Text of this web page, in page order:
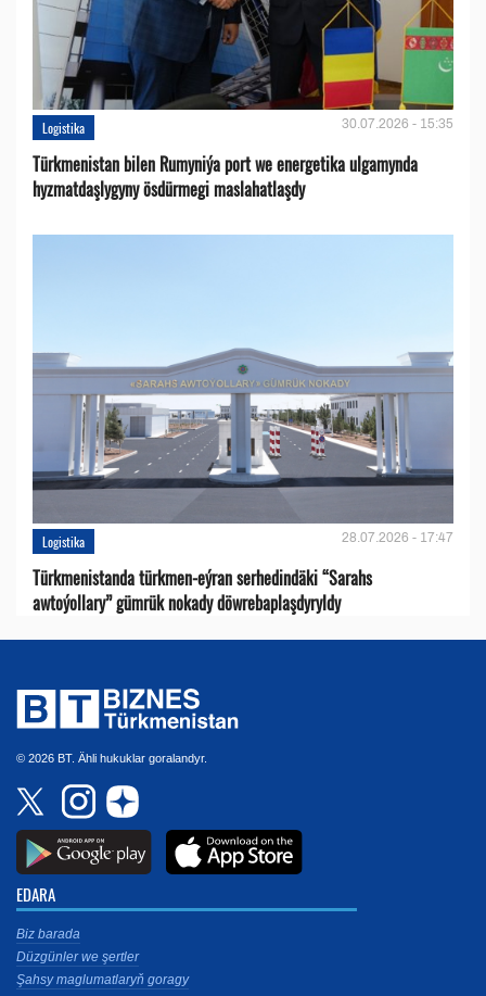
Logistika 30.07.2026 - 15:35
Türkmenistan bilen Rumyniýa port we energetika ulgamynda
hyzmatdaşlygyny ösdürmegi maslahatlaşdy
Logistika 28.07.2026 - 17:47
Türkmenistanda türkmen-eýran serhedindäki “Sarahs
awtoýollary” gümrük nokady döwrebaplaşdyryldy
© 2026 BT. Ähli hukuklar goralandyr.
EDARA
Biz barada
Düzgünler we şertler
Şahsy maglumatlaryň goragy